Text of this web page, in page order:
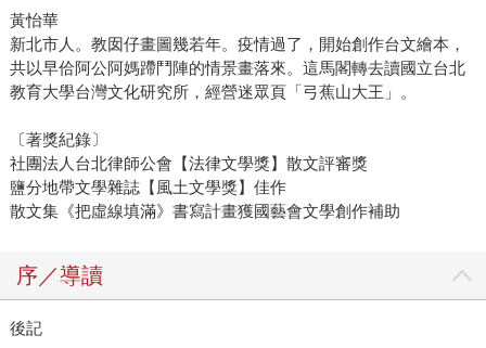
黃怡華
新北市人。教囡仔畫圖幾若年。疫情過了，開始創作台文繪本，
共以早佮阿公阿媽蹛鬥陣的情景畫落來。這馬閣轉去讀國立台北
教育大學台灣文化研究所，經營迷眾頁「弓蕉山大王」。
〔著獎紀錄〕
社團法人台北律師公會【法律文學獎】散文評審獎
鹽分地帶文學雜誌【風土文學獎】佳作
散文集《把虛線填滿》書寫計畫獲國藝會文學創作補助
序／導讀
後記